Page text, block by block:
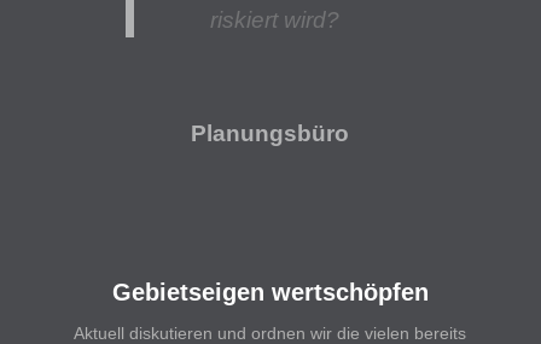
riskiert wird?
Planungsbüro
Gebietseigen wertschöpfen
Aktuell diskutieren und ordnen wir die vielen bereits